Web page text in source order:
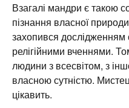
Взагалі мандри є такою
пізнання власної
захопився дослідженням
релігійними вченнями.
людини з всесвітом, з
власною сутністю.
цікавить.